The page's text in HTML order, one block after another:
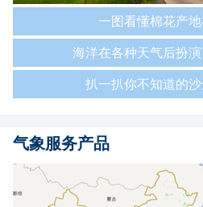
一图看懂棉花产
海洋在各种天气后扮
扒一扒你不知道的
气象服务产品